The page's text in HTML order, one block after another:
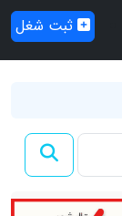
ثبت شغل